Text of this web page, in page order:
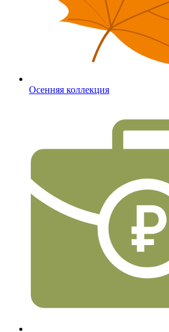
Осенняя коллекция